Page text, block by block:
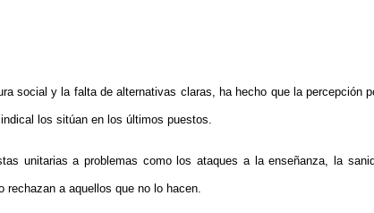
social y la falta de alternativas claras, ha hecho que la percepción
los sitúan en los últimos puestos.
unitarias a problemas como los ataques a la enseñanza, la
a aquellos que no lo hacen.